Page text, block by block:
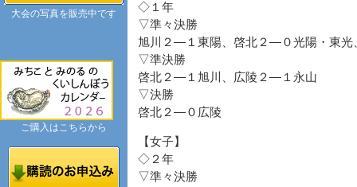
◇１年
▽準々決勝
旭川２―１東陽、啓北２―０光陽・東
▽準決勝
啓北２―１旭川、広陵２―１永山
▽決勝
啓北２―０広陵
【女子】
◇２年
▽準々決勝
大会の写真を販売中です
ご購入はこちらから